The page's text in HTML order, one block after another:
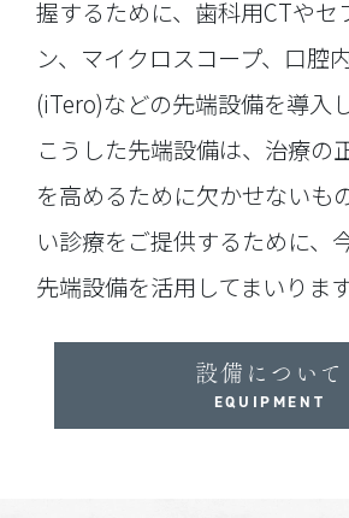
握するために、歯科用CTやセ
ン、マイクロスコープ、口腔
(iTero)などの先端設備を導入
こうした先端設備は、治療の
を高めるために欠かせないも
い診療をご提供するために、
先端設備を活用してまいります
設備について
EQUIPMENT